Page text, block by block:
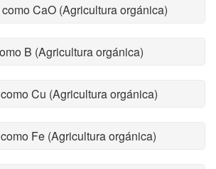
CaO (Agricultura orgánica)
B (Agricultura orgánica)
Cu (Agricultura orgánica)
Fe (Agricultura orgánica)